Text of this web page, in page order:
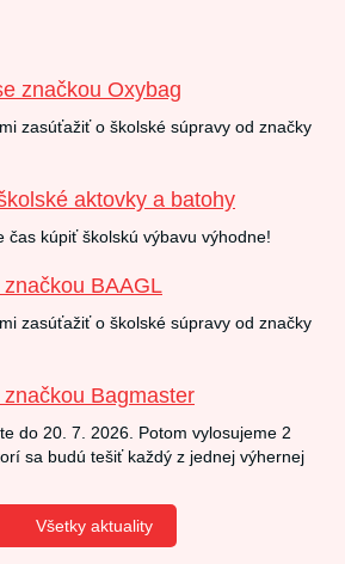
značkou Oxybag
zasúťažiť o školské súpravy od značky
aktovky a batohy
čas kúpiť školskú výbavu výhodne!
BAAGL
zasúťažiť o školské súpravy od značky
Bagmaster
do 20. 7. 2026. Potom vylosujeme 2
sa budú tešiť každý z jednej výhernej
Všetky aktuality